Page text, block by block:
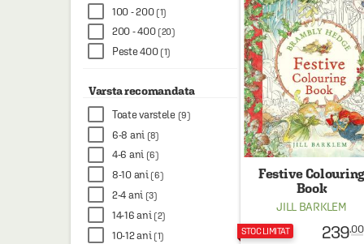
100 - 200 (1)
200 - 400 (20)
Peste 400 (1)
Varsta recomandata
Toate varstele (9)
6-8 ani (8)
4-6 ani (6)
8-10 ani (6)
2-4 ani (3)
14-16 ani (2)
10-12 ani (1)
Festive Colouring
Book
JILL BARKLEM
STOC LIMITAT 239.00